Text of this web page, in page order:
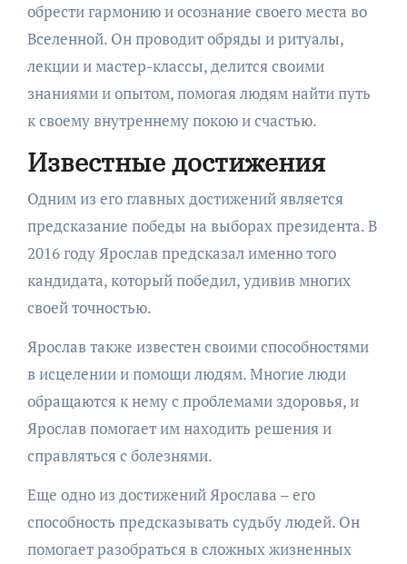
обрести гармонию и осознание своего места во
Вселенной. Он проводит обряды и ритуалы,
лекции и мастер-классы, делится своими
знаниями и опытом, помогая людям найти путь
к своему внутреннему покою и счастью.
Известные достижения
Одним из его главных достижений является
предсказание победы на выборах президента. В
2016 году Ярослав предсказал именно того
кандидата, который победил, удивив многих
своей точностью.
Ярослав также известен своими способностями
в исцелении и помощи людям. Многие люди
обращаются к нему с проблемами здоровья, и
Ярослав помогает им находить решения и
справляться с болезнями.
Еще одно из достижений Ярослава – его
способность предсказывать судьбу людей. Он
помогает разобраться в сложных жизненных